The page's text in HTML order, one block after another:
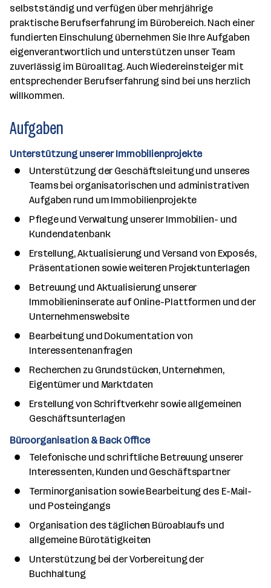
selbstständig und verfügen über mehrjährige
praktische Berufserfahrung im Bürobereich. Nach einer
fundierten Einschulung übernehmen Sie Ihre Aufgaben
eigenverantwortlich und unterstützen unser Team
zuverlässig im Büroalltag. Auch Wiedereinsteiger mit
entsprechender Berufserfahrung sind bei uns herzlich
willkommen.
Aufgaben
Unterstützung unserer Immobilienprojekte
Unterstützung der Geschäftsleitung und unseres
Teams bei organisatorischen und administrativen
Aufgaben rund um Immobilienprojekte
Pflege und Verwaltung unserer Immobilien- und
Kundendatenbank
Erstellung, Aktualisierung und Versand von Exposés,
Präsentationen sowie weiteren Projektunterlagen
Betreuung und Aktualisierung unserer
Immobilieninserate auf Online-Plattformen und der
Unternehmenswebsite
Bearbeitung und Dokumentation von
Interessentenanfragen
Recherchen zu Grundstücken, Unternehmen,
Eigentümer und Marktdaten
Erstellung von Schriftverkehr sowie allgemeinen
Geschäftsunterlagen
Büroorganisation & Back Office
Telefonische und schriftliche Betreuung unserer
Interessenten, Kunden und Geschäftspartner
Terminorganisation sowie Bearbeitung des E-Mail-
und Posteingangs
Organisation des täglichen Büroablaufs und
allgemeine Bürotätigkeiten
Unterstützung bei der Vorbereitung der
Buchhaltung